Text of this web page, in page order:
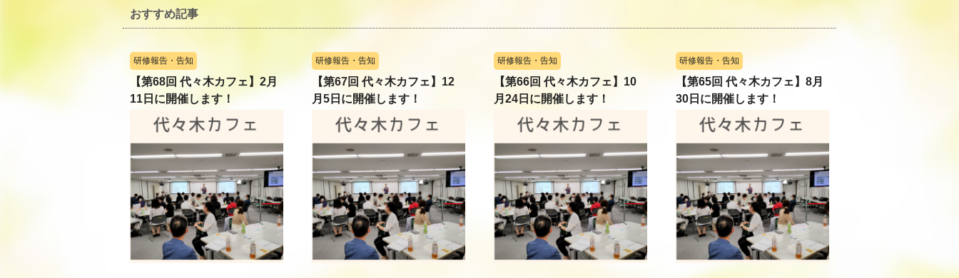
おすすめ記事
研修報告・告知
【第68回 代々木カフェ】2月
11日に開催します！
研修報告・告知
【第67回 代々木カフェ】12
月5日に開催します！
研修報告・告知
【第66回 代々木カフェ】10
月24日に開催します！
研修報告・告知
【第65回 代々木カフェ】8月
30日に開催します！